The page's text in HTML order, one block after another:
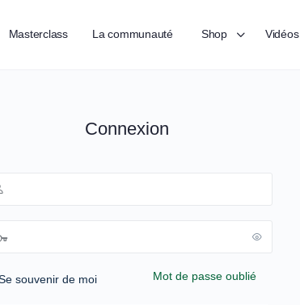
Masterclass La communauté Shop Vidéos
Connexion
souvenir de moi Mot de passe oublié